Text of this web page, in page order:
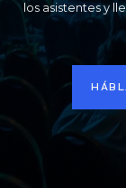
los asistentes y